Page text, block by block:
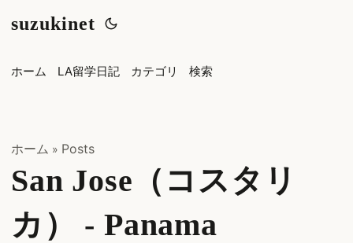
suzukinet
ホーム LA留学日記 カテゴリ 検索
ホーム » Posts
San Jose（コスタリ
カ） - Panama